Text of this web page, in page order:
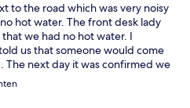
to the road which was very noisy
hot water. The front desk lady
we had no hot water. I
us that someone would come
next day it was confirmed we
to leave and asked for a
said there are no refunds. I tried